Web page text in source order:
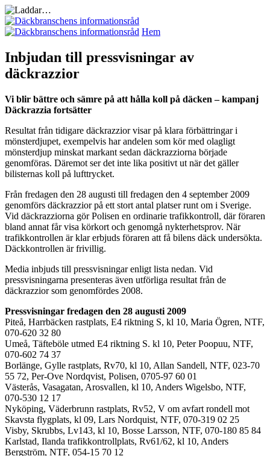
Hem
Inbjudan till pressvisningar av
däckrazzior
Vi blir bättre och sämre på att hålla koll på däcken – kampanj
Däckrazzia fortsätter
Resultat från tidigare däckrazzior visar på klara förbättringar i
mönsterdjupet, exempelvis har andelen som kör med olagligt
mönsterdjup minskat markant sedan däckrazziorna började
genomföras. Däremot ser det inte lika positivt ut när det gäller
bilisternas koll på lufttrycket.
Från fredagen den 28 augusti till fredagen den 4 september 2009
genomförs däckrazzior på ett stort antal platser runt om i Sverige.
Vid däckrazziorna gör Polisen en ordinarie trafikkontroll, där föraren
bland annat får visa körkort och genomgå nykterhetsprov. När
trafikkontrollen är klar erbjuds föraren att få bilens däck undersökta.
Däckkontrollen är frivillig.
Media inbjuds till pressvisningar enligt lista nedan. Vid
pressvisningarna presenteras även utförliga resultat från de
däckrazzior som genomfördes 2008.
Pressvisningar fredagen den 28 augusti 2009
Piteå, Harrbäcken rastplats, E4 riktning S, kl 10, Maria Ögren, NTF,
070-620 32 80
Umeå, Täfteböle utmed E4 riktning S. kl 10, Peter Poopuu, NTF,
070-602 74 37
Borlänge, Gylle rastplats, Rv70, kl 10, Allan Sandell, NTF, 023-70
55 72, Per-Ove Nordqvist, Polisen, 0705-97 60 01
Västerås, Vasagatan, Arosvallen, kl 10, Anders Wigelsbo, NTF,
070-530 12 17
Nyköping, Väderbrunn rastplats, Rv52, V om avfart rondell mot
Skavsta flygplats, kl 09, Lars Nordquist, NTF, 070-319 02 25
Visby, Skrubbs, Lv143, kl 10, Bosse Larsson, NTF, 070-180 85 84
Karlstad, Ilanda trafikkontrollplats, Rv61/62, kl 10, Anders
Bergström, NTF, 054-15 70 12